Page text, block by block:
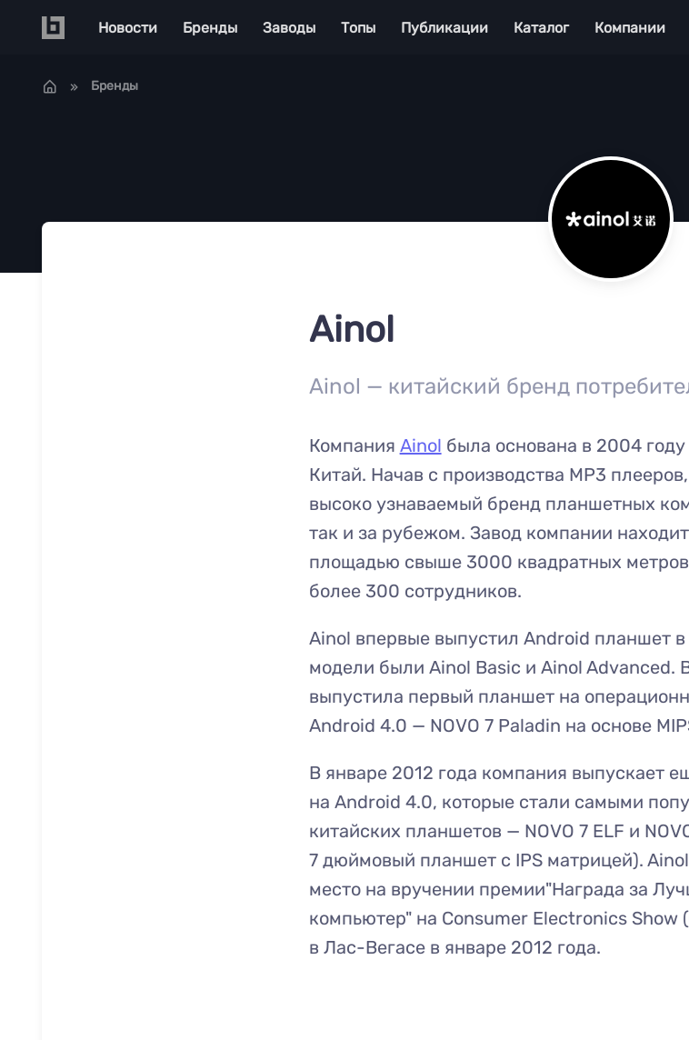
Main navigation
Новости Бренды Заводы Топы Публикации Каталог Компании
Бренды
Ainol
Ainol — китайский бренд
Компания Ainol была основана в 2004
Китай. Начав с производства MP3
высоко узнаваемый бренд планшетных
так и за рубежом. Завод компании
площадью свыше 3000 квадратных
более 300 сотрудников.
Ainol впервые выпустил Android планшет
модели были Ainol Basic и Ainol Advanced.
выпустила первый планшет на
Android 4.0 — NOVO 7 Paladin на основе
В январе 2012 года компания выпускает
на Android 4.0, которые стали самыми
китайских планшетов — NOVO 7 ELF и
7 дюймовый планшет с IPS матрицей).
место на вручении премии"Награда за
компьютер" на Consumer Electronics Show
в Лас-Вегасе в январе 2012 года.